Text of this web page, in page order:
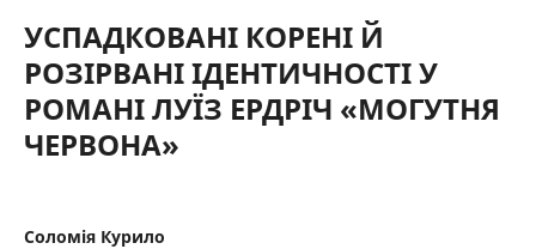
УСПАДКОВАНІ КОРЕНІ Й
РОЗІРВАНІ ІДЕНТИЧНОСТІ У
РОМАНІ ЛУЇЗ ЕРДРІЧ «МОГУТНЯ
ЧЕРВОНА»
Соломія Курило